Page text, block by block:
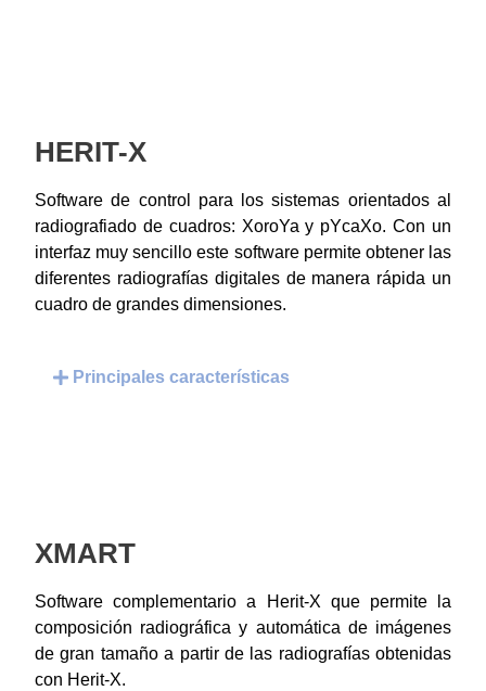
HERIT-X
Software de control para los sistemas orientados al
radiografiado de cuadros: XoroYa y pYcaXo. Con un
interfaz muy sencillo este software permite obtener las
diferentes radiografías digitales de manera rápida un
cuadro de grandes dimensiones.
Principales características
XMART
Software complementario a Herit-X que permite la
composición radiográfica y automática de imágenes
de gran tamaño a partir de las radiografías obtenidas
con Herit-X.